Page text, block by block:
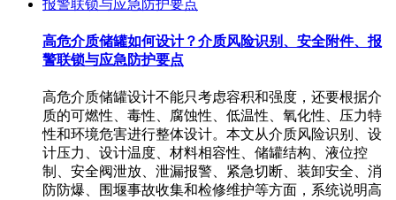
高危介质储罐如何设计？介质风险识别、安全附件、报
警联锁与应急防护要点
高危介质储罐设计不能只考虑容积和强度，还要根据介
质的可燃性、毒性、腐蚀性、低温性、氧化性、压力特
性和环境危害进行整体设计。本文从介质风险识别、设
计压力、设计温度、材料相容性、储罐结构、液位控
制、安全阀泄放、泄漏报警、紧急切断、装卸安全、消
防防爆、围堰事故收集和检修维护等方面，系统说明高